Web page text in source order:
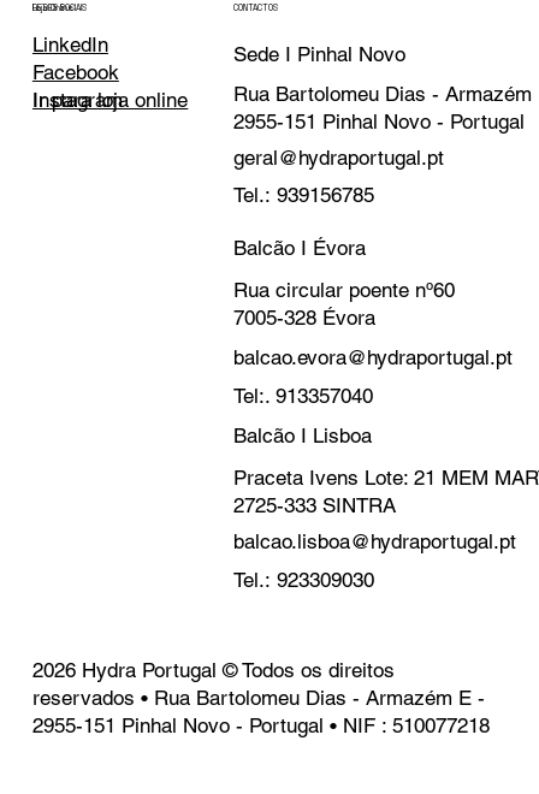
REDES SOCIAIS
LinkedIn
Facebook
Instagram
Loja Online
Ir para loja online
CONTACTOS
Sede I Pinhal Novo
Rua Bartolomeu Dias - Armazém
2955-151 Pinhal Novo - Portugal
geral@hydraportugal.pt
Tel.: 939156785
Balcão I Évora
Rua circular poente nº60
7005-328 Évora
balcao.evora@hydraportugal.pt
Tel:. 913357040
Balcão I Lisboa
Praceta Ivens Lote: 21 MEM
2725-333 SINTRA
balcao.lisboa@hydraportugal.pt
Tel.: 923309030
2026 Hydra Portugal © Todos os direitos
reservados • Rua Bartolomeu Dias - Armazém E -
2955-151 Pinhal Novo - Portugal • NIF : 510077218